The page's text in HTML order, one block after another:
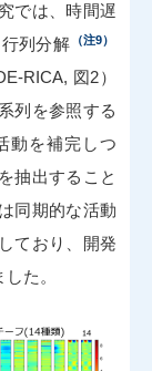
では、時間遅
行列分解 （注9）
RICA, 図2）
列を参照する
動を補完しつ
抽出すること
同期的な活動
ており、開発
た。